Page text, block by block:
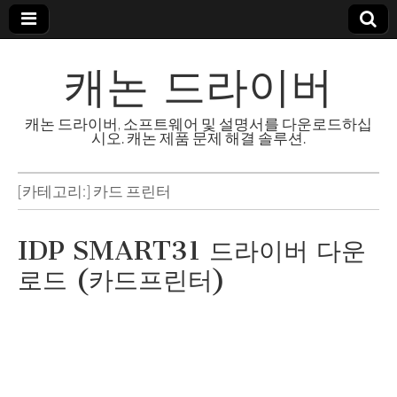
캐논 드라이버
캐논 드라이버, 소프트웨어 및 설명서를 다운로드하십
시오. 캐논 제품 문제 해결 솔루션.
[카테고리:] 카드 프린터
IDP SMART31 드라이버 다운
로드 (카드프린터)